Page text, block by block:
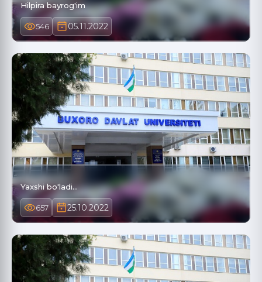
Hilpira bayrog'im
546 05.11.2022
Yaxshi bo'ladi...
657 25.10.2022